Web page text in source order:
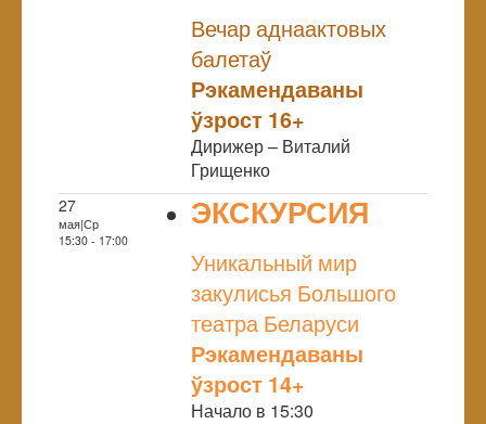
Вечар аднаактовых
балетаў
Рэкамендаваны
ўзрост 16+
Дирижер – Виталий
Грищенко
27
мая|Ср
15:30 - 17:00
ЭКСКУРСИЯ
Уникальный мир
закулисья Большого
театра Беларуси
Рэкамендаваны
ўзрост 14+
Начало в 15:30